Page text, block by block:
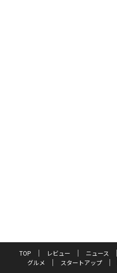
TOP レビュー ニュース
グルメ
スタートアップ